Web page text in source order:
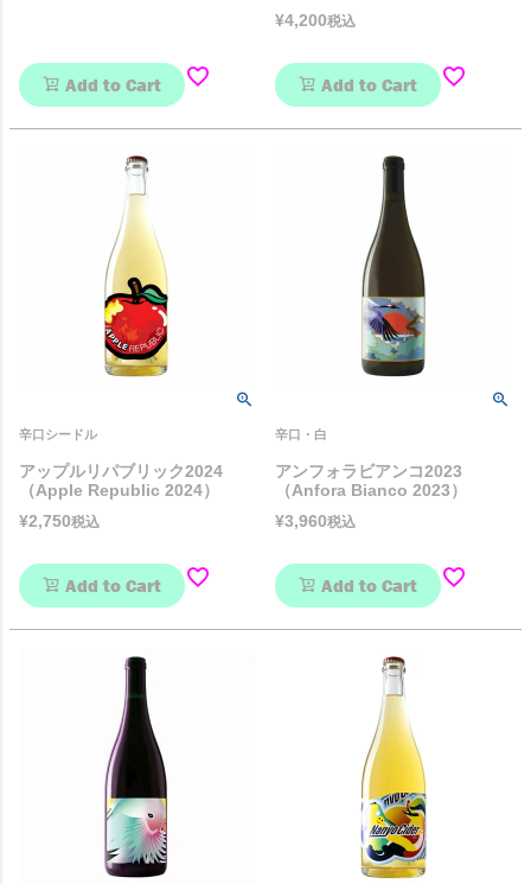
Add to Cart
¥4,200税込
Add to Cart
辛口シードル
アップルリパブリック2024
（Apple Republic 2024）
¥2,750税込
Add to Cart
辛口・白
アンフォラビアンコ2023
（Anfora Bianco 2023）
¥3,960税込
Add to Cart